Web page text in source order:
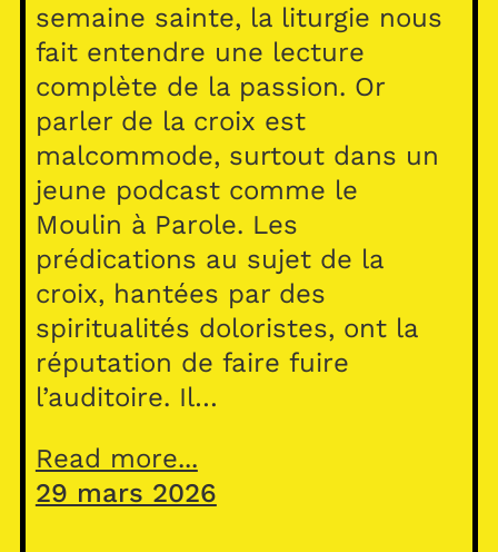
semaine sainte, la liturgie nous
fait entendre une lecture
complète de la passion. Or
parler de la croix est
malcommode, surtout dans un
jeune podcast comme le
Moulin à Parole. Les
prédications au sujet de la
croix, hantées par des
spiritualités doloristes, ont la
réputation de faire fuire
l’auditoire. Il…
Read more...
29 mars 2026